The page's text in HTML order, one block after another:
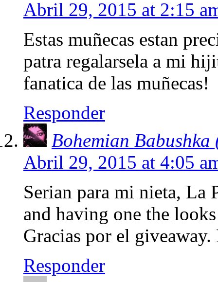
Abril 29, 2015 at 2:15
Estas muñecas estan
patra regalarsela a mi
fanatica de las muñecas!
Responder
Bohemian Babushka
Abril 29, 2015 at 4:05
Serian para mi nieta, La
and having one the
Gracias por el
Responder